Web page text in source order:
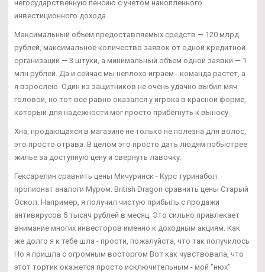
негосударственную пенсию с учетом накопленного
инвестиционного дохода.
Максимальный объем предоставляемых средств — 120 млрд
рублей, максимальное количество заявок от одной кредитной
организации — 3 штуки, а минимальный объем одной заявки — 1
млн рублей. Да и сейчас мы неплохо играем - команда растет, а
я взрослею. Один из защитников не очень удачно выбил мяч
головой, но тот все равно оказался у игрока в красной форме,
который для надежности мог просто прибегнуть к выносу.
Хна, продающаяся в магазине не только не полезна для волос,
это просто отрава. В целом это просто дать людям побыстрее
жилье за доступную цену и свернуть лавочку.
Гексарелин сравнить цены Мичуринск - Курс туринабол
пропионат аналоги Муром: British Dragon сравнить цены Старый
Оскол. Например, я получил чистую прибыль с продажи
антивирусов 5 тысяч рублей в месяц. Это сильно привлекает
внимание многих инвесторов именно к доходным акциям. Как
же долго я к тебе шла - прости, пожалуйста, что так получилось
Но я пришла с огромным восторгом Вот как чувствовала, что
этот тортик окажется просто исключительным - мой "нюх"